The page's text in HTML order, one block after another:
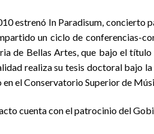
estrenó In Paradisum, concierto
un ciclo de conferencias-
de Bellas Artes, que bajo el
realiza su tesis doctoral bajo
en el Conservatorio Superior de
cuenta con el patrocinio del